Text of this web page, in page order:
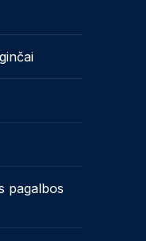
pagalbos